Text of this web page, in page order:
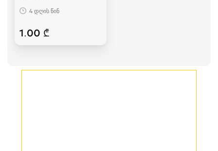
4 დღის წინ
1.00 ₾